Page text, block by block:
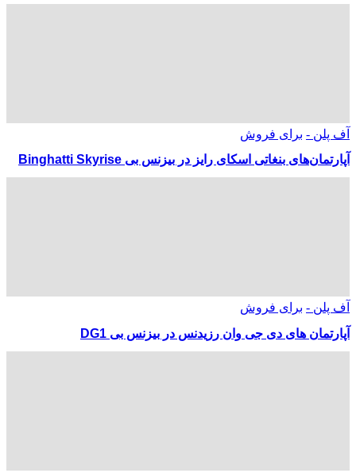
آف پلن - برای فروش
آپارتمان‌های بنغاتی اسکای رایز در بیزنس بی Binghatti Skyrise
آف پلن - برای فروش
آپارتمان های دی جی وان رزیدنس در بیزنس بی DG1